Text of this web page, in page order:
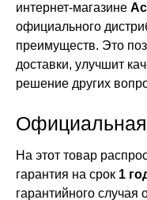
интернет-магазине
официального
преимуществ. Это
доставки, улучшит
решение других
Официальная
На этот товар
гарантия на срок 1
гарантийного